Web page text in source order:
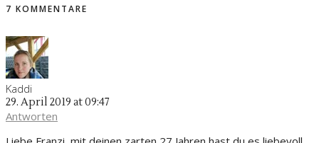
7 KOMMENTARE
Kaddi
29. April 2019 at 09:47
Antworten